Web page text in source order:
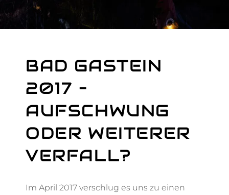
BAD GASTEIN
2017 –
AUFSCHWUNG
ODER WEITERER
VERFALL?
Im April 2017 verschlug es uns zu einen